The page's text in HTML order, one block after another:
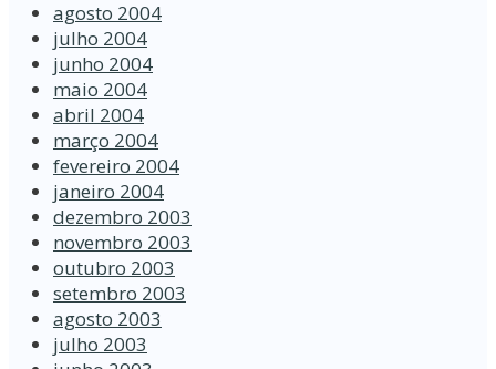
agosto 2004
julho 2004
junho 2004
maio 2004
abril 2004
março 2004
fevereiro 2004
janeiro 2004
dezembro 2003
novembro 2003
outubro 2003
setembro 2003
agosto 2003
julho 2003